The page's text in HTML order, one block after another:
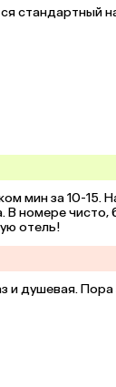
стандартный
мин за 10-15.
В номере
отель!
и душевая.